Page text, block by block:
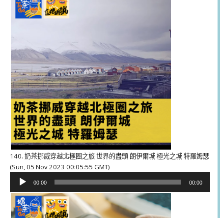
器
140. 奶茶挪威穿越北極圈之旅 世界的盡頭 朗伊爾城 極光之城 特羅姆瑟
(Sun, 05 Nov 2023 00:05:55 GMT)
播
放
00:00 00:00